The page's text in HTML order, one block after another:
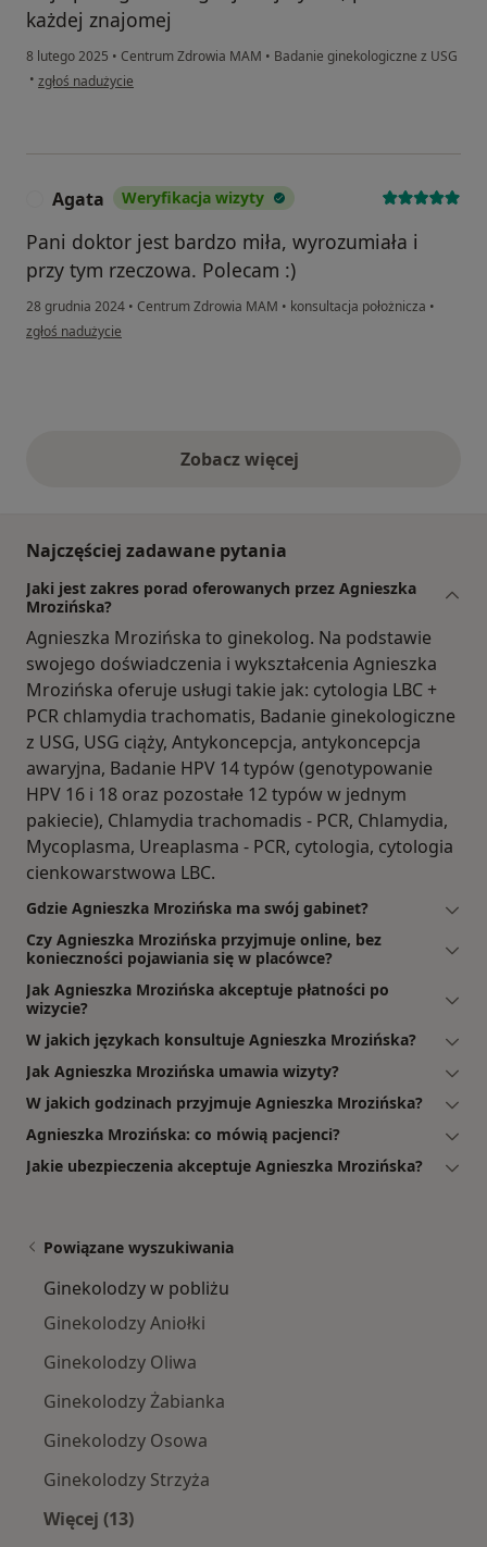
każdej znajomej
8 lutego 2025 • Centrum Zdrowia MAM • Badanie ginekologiczne z USG
• w opinii użytkownika Zuzanna
zgłoś nadużycie
Agata Weryfikacja wizyty
Pani doktor jest bardzo miła, wyrozumiała i
przy tym rzeczowa. Polecam :)
28 grudnia 2024 • Centrum Zdrowia MAM • konsultacja położnicza •
w opinii użytkownika Agata
zgłoś nadużycie
Zobacz więcejopinie powyżej
Najczęściej zadawane pytania
Jaki jest zakres porad oferowanych przez Agnieszka
Mrozińska?
Agnieszka Mrozińska to ginekolog. Na podstawie
swojego doświadczenia i wykształcenia Agnieszka
Mrozińska oferuje usługi takie jak: cytologia LBC +
PCR chlamydia trachomatis, Badanie ginekologiczne
z USG, USG ciąży, Antykoncepcja, antykoncepcja
awaryjna, Badanie HPV 14 typów (genotypowanie
HPV 16 i 18 oraz pozostałe 12 typów w jednym
pakiecie), Chlamydia trachomadis - PCR, Chlamydia,
Mycoplasma, Ureaplasma - PCR, cytologia, cytologia
cienkowarstwowa LBC.
Gdzie Agnieszka Mrozińska ma swój gabinet?
Czy Agnieszka Mrozińska przyjmuje online, bez
konieczności pojawiania się w placówce?
Jak Agnieszka Mrozińska akceptuje płatności po
wizycie?
W jakich językach konsultuje Agnieszka Mrozińska?
Jak Agnieszka Mrozińska umawia wizyty?
W jakich godzinach przyjmuje Agnieszka Mrozińska?
Agnieszka Mrozińska: co mówią pacjenci?
Jakie ubezpieczenia akceptuje Agnieszka Mrozińska?
Powiązane wyszukiwania
Ginekolodzy w pobliżu
Ginekolodzy Aniołki
Ginekolodzy Oliwa
Ginekolodzy Żabianka
Ginekolodzy Osowa
Ginekolodzy Strzyża
Więcej (13)